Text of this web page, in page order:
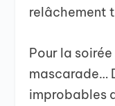
relâchement
Pour la
mascarade…
improbables